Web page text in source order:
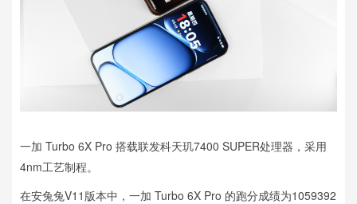
一加 Turbo 6X Pro 搭载联发科天玑7400 SUPER处理器，采用
4nm工艺制程。
在安兔兔V11版本中，一加 Turbo 6X Pro 的跑分成绩为1059392